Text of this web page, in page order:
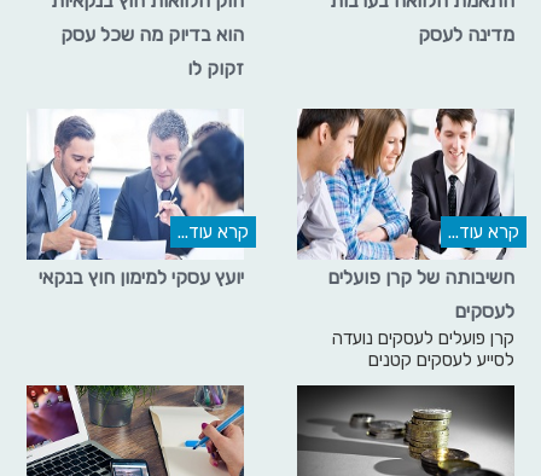
מדינה לעסק
הוא בדיוק מה שכל עסק
זקוק לו
קרא עוד...
חשיבותה של קרן פועלים
לעסקים
קרן פועלים לעסקים נועדה
לסייע לעסקים קטנים
קרא עוד...
יועץ עסקי למימון חוץ בנקאי